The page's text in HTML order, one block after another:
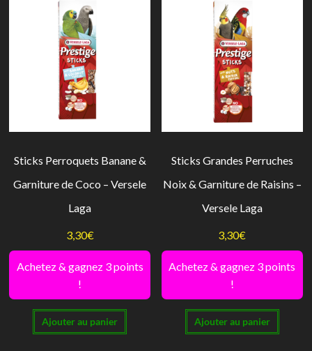
Sticks Perroquets Banane &
Garniture de Coco – Versele
Laga
3,30€
Achetez & gagnez 3 points
!
Ajouter au panier
Sticks Grandes Perruches
Noix & Garniture de Raisins –
Versele Laga
3,30€
Achetez & gagnez 3 points
!
Ajouter au panier